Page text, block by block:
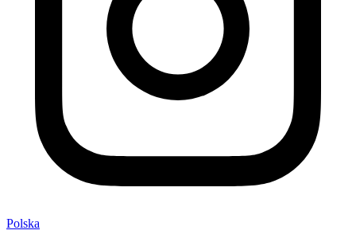
Polska